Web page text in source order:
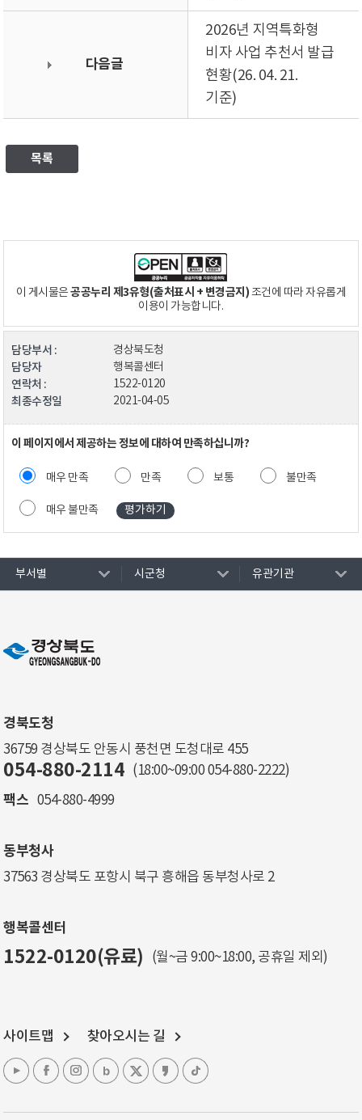
다음글
2026년 지역특화형
비자 사업 추천서 발급
현황(26. 04. 21.
기준)
목록
이 게시물은공공누리 제3유형(출처표시 + 변경금지)조건에 따라 자유롭게
이용이 가능합니다.
담당부서 : 경상북도청
담당자 행복콜센터
연락처 : 1522-0120
최종수정일 2021-04-05
이 페이지에서 제공하는 정보에 대하여 만족하십니까?
매우 만족 만족 보통 불만족
매우 불만족
부서별 시군청 유관기관
경북도청
36759 경상북도 안동시 풍천면 도청대로 455
054-880-2114 (18:00~09:00 054-880-2222)
팩스 054-880-4999
동부청사
37563 경상북도 포항시 북구 흥해읍 동부청사로 2
행복콜센터
1522-0120(유료) (월~금 9:00~18:00, 공휴일 제외)
사이트맵 찾아오시는 길